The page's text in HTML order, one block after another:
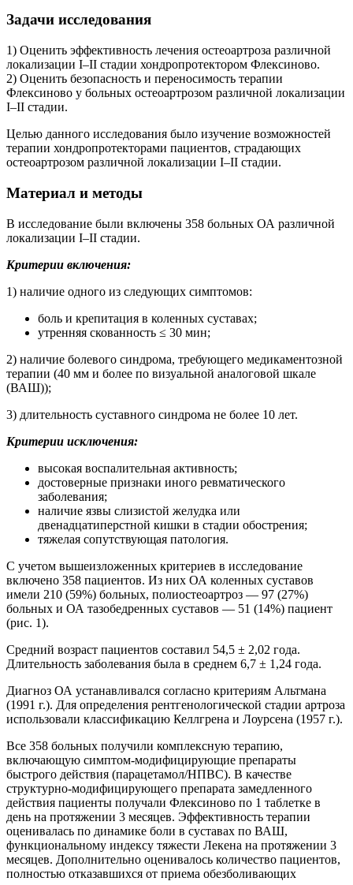
Задачи исследования
1) Оценить эффективность лечения остеоартроза различной
локализации I–II стадии хондропротектором Флексиново.
2) Оценить безопасность и переносимость терапии
Флексиново у больных остеоартрозом различной локализации
I–II стадии.
Целью данного исследования было изучение возможностей
терапии хондропротекторами пациентов, страдающих
остеоартрозом различной локализации I–II стадии.
Материал и методы
В исследование были включены 358 больных ОА различной
локализации I–II стадии.
Критерии включения:
1) наличие одного из следующих симптомов:
боль и крепитация в коленных суставах;
утренняя скованность ≤ 30 мин;
2) наличие болевого синдрома, требующего медикаментозной
терапии (40 мм и более по визуальной аналоговой шкале
(ВАШ));
3) длительность суставного синдрома не более 10 лет.
Критерии исключения:
высокая воспалительная активность;
достоверные признаки иного ревматического
заболевания;
наличие язвы слизистой желудка или
двенадцатиперстной кишки в стадии обострения;
тяжелая сопутствующая патология.
С учетом вышеизложенных критериев в исследование
включено 358 пациентов. Из них ОА коленных суставов
имели 210 (59%) больных, полиостеоартроз — 97 (27%)
больных и ОА тазобедренных суставов — 51 (14%) пациент
(рис. 1).
Средний возраст пациентов составил 54,5 ± 2,02 года.
Длительность заболевания была в среднем 6,7 ± 1,24 года.
Диагноз ОА устанавливался согласно критериям Альтмана
(1991 г.). Для определения рентгенологической стадии артроза
использовали классификацию Келлгрена и Лоурсена (1957 г.).
Все 358 больных получили комплексную терапию,
включающую cимптом-модифицирующие препараты
быстрого действия (парацетамол/НПВС). В качестве
cтруктурно-модифицирующего препарата замедленного
действия пациенты получали Флексиново по 1 таблетке в
день на протяжении 3 месяцев. Эффективность терапии
оценивалась по динамике боли в суставах по ВАШ,
функциональному индексу тяжести Лекена на протяжении 3
месяцев. Дополнительно оценивалось количество пациентов,
полностью отказавшихся от приема обезболивающих